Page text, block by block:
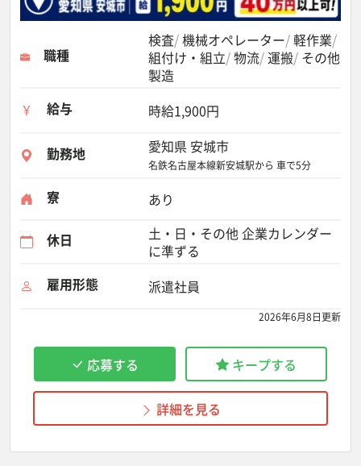
職種
検査 機械オペレーター 軽作業
組付け・組立 物流 運搬 その他
製造
給与
時給1,900円
勤務地 愛知県 安城市
名鉄名古屋本線新安城駅から 車で5分
寮 あり
休日
土・日・その他 企業カレンダー
に準ずる
雇用形態
派遣社員
2026年6月8日更新
応募する キープする
詳細を見る